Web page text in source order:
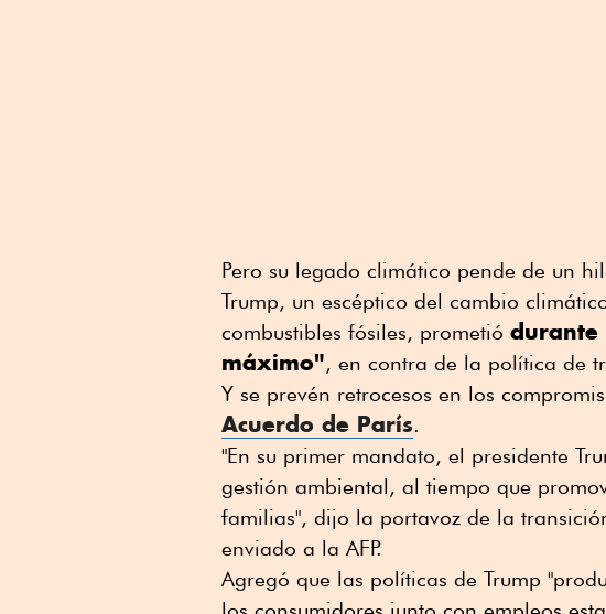
Pero su legado climático pende de un
Trump, un escéptico del cambio
combustibles fósiles, prometió durante
máximo", en contra de la política de
Y se prevén retrocesos en los
Acuerdo de París.
"En su primer mandato, el presidente
gestión ambiental, al tiempo que
familias", dijo la portavoz de la
enviado a la AFP.
Agregó que las políticas de Trump